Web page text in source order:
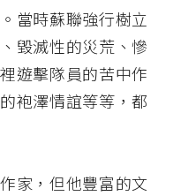
當時蘇聯強行樹立
毀滅性的災荒、慘
遊擊隊員的苦中作
袍澤情誼等等，都
家，但他豐富的文